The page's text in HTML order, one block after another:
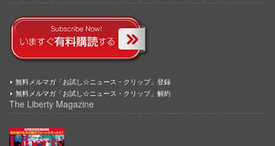
無料メルマガ「お試し☆ニュース・クリップ」登録
無料メルマガ「お試し☆ニュース・クリップ」解約
The Liberty Magazine